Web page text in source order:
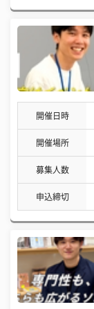
開催日時
開催場所
募集人数
申込締切